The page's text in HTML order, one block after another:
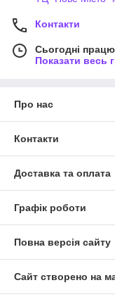
Контакти
Сьогодні
Показати весь
Про нас
Контакти
Доставка та оплата
Графік роботи
Повна версія сайту
Сайт створено на